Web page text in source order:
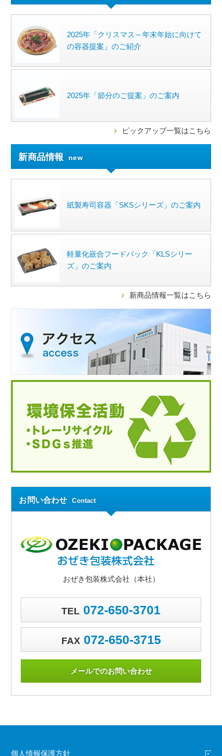
2025年「クリスマス～年末年始に向けて
の容器提案」のご紹介
2025年「節分のご提案」のご案内
ピックアップ一覧はこちら
新商品情報 new
紙製寿司容器「SKSシリーズ」のご案内
軽量化嵌合フードパック「KLSシリー
ズ」のご案内
新商品情報一覧はこちら
お問い合わせ Contact
おぜき包装株式会社（本社）
TEL 072-650-3701
FAX 072-650-3715
メールでのお問い合わせ
個人情報保護方針